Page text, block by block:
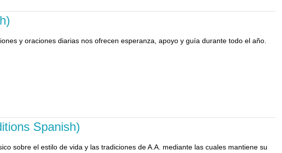
y oraciones diarias nos ofrecen esperanza, apoyo y guía durante todo el año.
Spanish)
sobre el estilo de vida y las tradiciones de A.A. mediante las cuales mantiene su